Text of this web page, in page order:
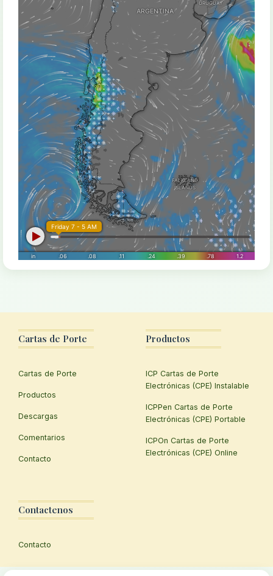
Cartas de Porte
Cartas de Porte
Productos
Descargas
Comentarios
Contacto
Productos
ICP Cartas de Porte
Electrónicas (CPE) Instalable
ICPPen Cartas de Porte
Electrónicas (CPE) Portable
ICPOn Cartas de Porte
Electrónicas (CPE) Online
Contactenos
Contacto